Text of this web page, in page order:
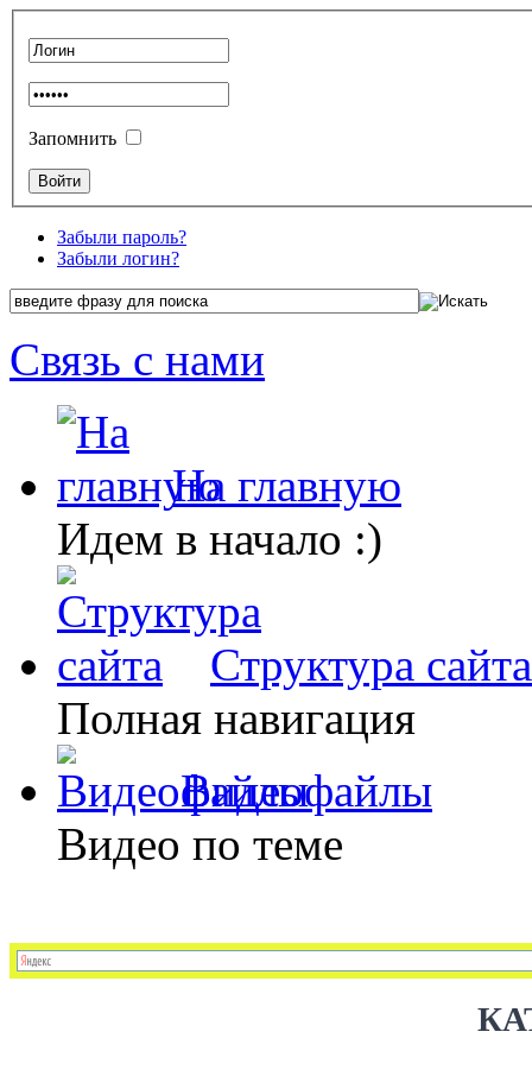
Запомнить
Забыли пароль?
Забыли логин?
Связь с нами
На главную
Идем в начало :)
Структура сайта
Полная навигация
Видеофайлы
Видео по теме